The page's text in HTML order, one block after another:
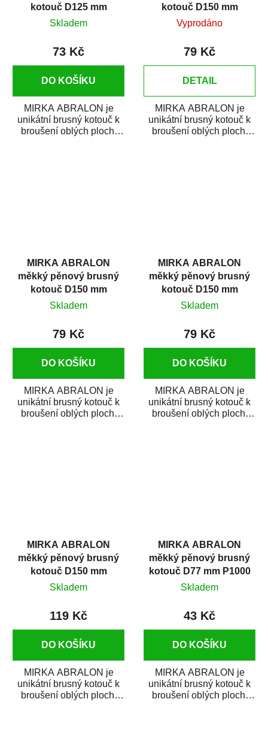
kotouč D125 mm
P3000
Skladem
73 Kč
DO KOŠÍKU
MIRKA ABRALON je
unikátní brusný kotouč k
broušení oblých ploch,
kotouč D150 mm
P1000
Vyprodáno
79 Kč
DETAIL
MIRKA ABRALON je
unikátní brusný kotouč k
broušení oblých ploch,
MIRKA ABRALON
měkký pěnový brusný
kotouč D150 mm
P2000
Skladem
79 Kč
DO KOŠÍKU
MIRKA ABRALON je
unikátní brusný kotouč k
broušení oblých ploch,
MIRKA ABRALON
měkký pěnový brusný
kotouč D150 mm
P3000
Skladem
79 Kč
DO KOŠÍKU
MIRKA ABRALON je
unikátní brusný kotouč k
broušení oblých ploch,
MIRKA ABRALON
měkký pěnový brusný
kotouč D150 mm
P4000
Skladem
119 Kč
DO KOŠÍKU
MIRKA ABRALON je
unikátní brusný kotouč k
broušení oblých ploch,
MIRKA ABRALON
měkký pěnový brusný
kotouč D77 mm P1000
Skladem
43 Kč
DO KOŠÍKU
MIRKA ABRALON je
unikátní brusný kotouč k
broušení oblých ploch,